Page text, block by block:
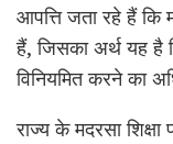
आपत्ति जता रहे हैं
हैं, जिसका अर्थ यह है
विनियमित करने का
राज्य के मदरसा